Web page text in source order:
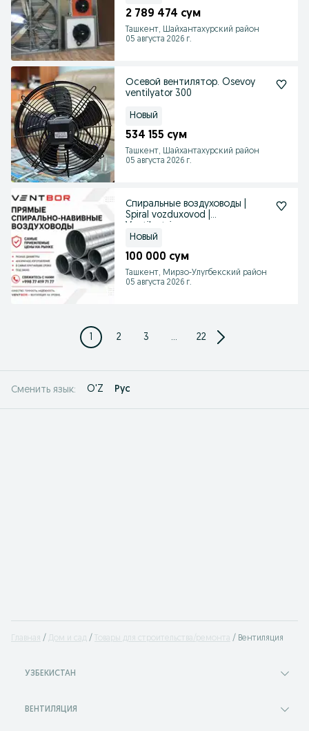
2 789 474 сум
Ташкент, Шайхантахурский район
05 августа 2026 г.
Осевой вентилятор. Osevoy
ventilyator 300
Новый
534 155 сум
Ташкент, Шайхантахурский район
05 августа 2026 г.
Спиральные воздуховоды |
Spiral vozduxovod |
Новый
100 000 сум
Ташкент, Мирзо-Улугбекский район
05 августа 2026 г.
1 2 3 ... 22
Сменить язык: O'Z Рус
Главная Дом и сад Товары для строительства/ремонта Вентиляция
УЗБЕКИСТАН
ВЕНТИЛЯЦИЯ